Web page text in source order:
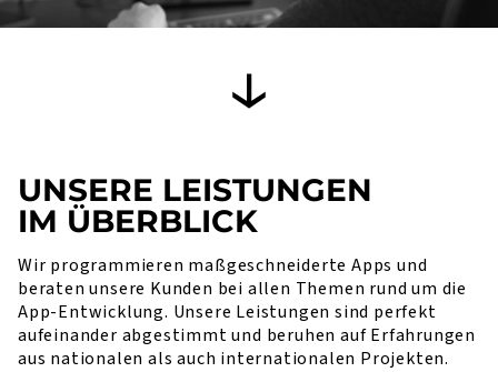
UNSERE LEISTUNGEN
IM ÜBERBLICK
Wir programmieren maßgeschneiderte Apps und
beraten unsere Kunden bei allen Themen rund um die
App-Entwicklung. Unsere Leistungen sind perfekt
aufeinander abgestimmt und beruhen auf Erfahrungen
aus nationalen als auch internationalen Projekten.